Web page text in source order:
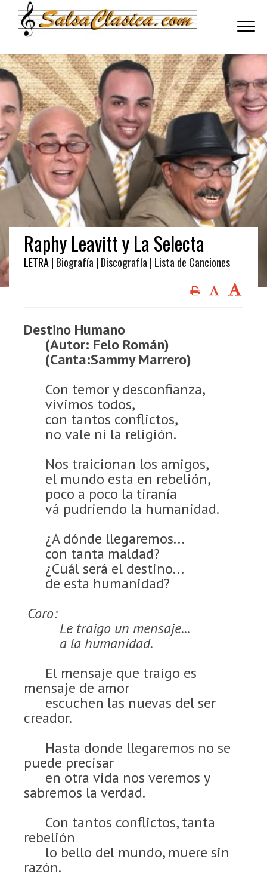
Raphy Leavitt y La Selecta
LETRA | Biografía | Discografía | Lista de Canciones
Destino Humano
(Autor: Felo Román)
(Canta:Sammy Marrero)
Con temor y desconfianza,
vivimos todos,
con tantos conflictos,
no vale ni la religión.
Nos traicionan los amigos,
el mundo esta en rebelión,
poco a poco la tiranía
vá pudriendo la humanidad.
¿A dónde llegaremos...
con tanta maldad?
¿Cuál será el destino...
de esta humanidad?
Coro:
Le traigo un mensaje...
a la humanidad.
El mensaje que traigo es
mensaje de amor
escuchen las nuevas del ser
creador.
Hasta donde llegaremos no se
puede precisar
en otra vida nos veremos y
sabremos la verdad.
Con tantos conflictos, tanta
rebelión
lo bello del mundo, muere sin
razón.